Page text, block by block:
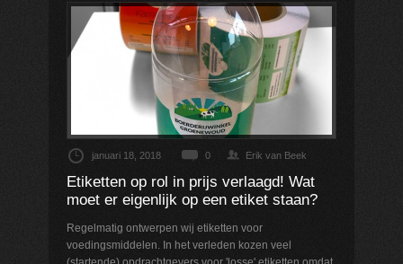
januari 18, 2018 0 Erik van Beek
Etiketten op rol in prijs verlaagd! Wat
moet er eigenlijk op een etiket staan?
Regelmatig ontwerpen wij etiketten voor
voedingsmiddelen. In het verleden kozen veel